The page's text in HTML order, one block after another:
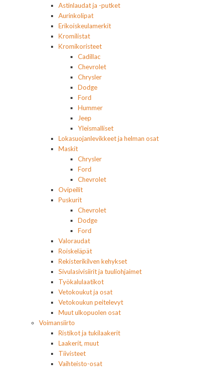
Astinlaudat ja -putket
Aurinkolipat
Erikoiskeulamerkit
Kromilistat
Kromikoristeet
Cadillac
Chevrolet
Chrysler
Dodge
Ford
Hummer
Jeep
Yleismalliset
Lokasuojanlevikkeet ja helman osat
Maskit
Chrysler
Ford
Chevrolet
Ovipeilit
Puskurit
Chevrolet
Dodge
Ford
Valoraudat
Roiskeläpät
Rekisterikilven kehykset
Sivulasivisiirit ja tuuliohjaimet
Työkalulaatikot
Vetokoukut ja osat
Vetokoukun peitelevyt
Muut ulkopuolen osat
Voimansiirto
Ristikot ja tukilaakerit
Laakerit, muut
Tiivisteet
Vaihteisto-osat